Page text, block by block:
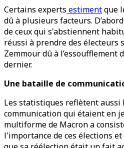
Certains experts estimentque
dû à plusieurs facteurs.
de ceux qui s'abstiennent
réussi à prendre des électeurs
Zemmour dû à l’essoufflement
dernier.
Une bataille de
Les statistiques reflètent aussi
communication qui étaient en
multiforme de Macron a
l'importance de ces élections